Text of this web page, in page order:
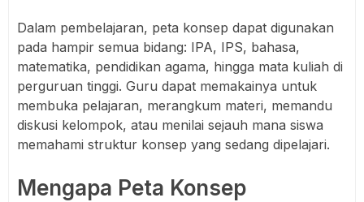
Dalam pembelajaran, peta konsep dapat digunakan
pada hampir semua bidang: IPA, IPS, bahasa,
matematika, pendidikan agama, hingga mata kuliah di
perguruan tinggi. Guru dapat memakainya untuk
membuka pelajaran, merangkum materi, memandu
diskusi kelompok, atau menilai sejauh mana siswa
memahami struktur konsep yang sedang dipelajari.
Mengapa Peta Konsep